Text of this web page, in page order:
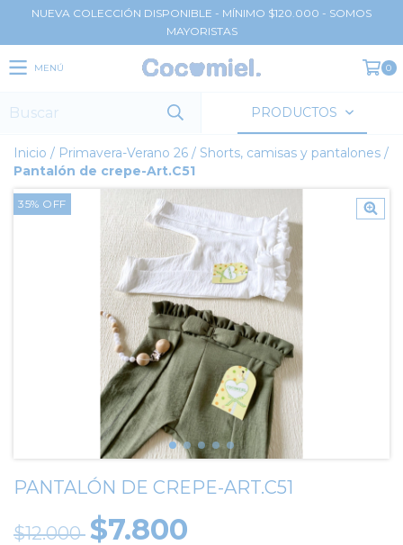
NUEVA COLECCIÓN DISPONIBLE - MÍNIMO $120.000 - SOMOS
MAYORISTAS
MENÚ 0
PRODUCTOS
Inicio / Primavera-Verano 26 / Shorts, camisas y pantalones /
Pantalón de crepe-Art.C51
35% OFF
PANTALÓN DE CREPE-ART.C51
$12.000 $7.800